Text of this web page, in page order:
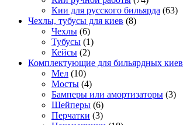
Кии для русского бильярда (63)
Чехлы, тубусы для киев (8)
Чехлы (6)
Тубусы (1)
Кейсы (2)
Комплектующие для бильярдных киев
Мел (10)
Мосты (4)
Бамперы или амортизаторы (3)
Шейперы (6)
Перчатки (3)